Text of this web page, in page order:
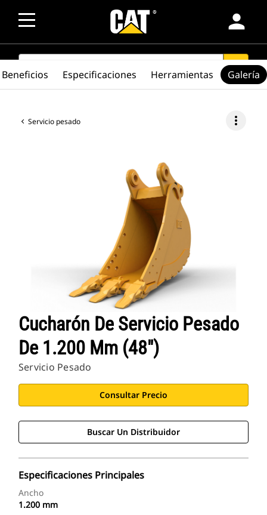
person
SEARCH search
Servicio pesado more_vert
Cucharón De Servicio Pesado
De 1.200 Mm (48")
Servicio Pesado
Consultar Precio
Buscar Un Distribuidor
Especificaciones Principales
Ancho
1.200 mm
Beneficios Especificaciones Herramientas Galería